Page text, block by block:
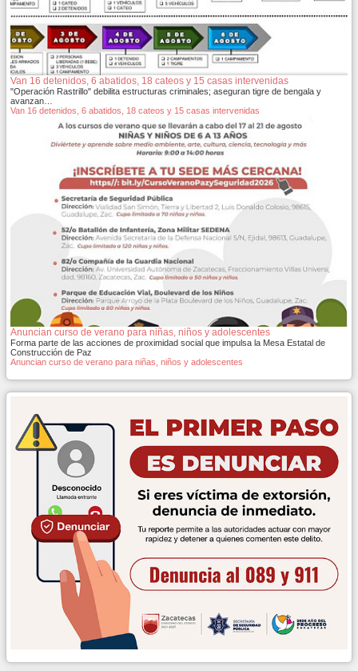
Van 16 detenidos, 6 abatidos, 18 cateos y 15 casas intervenidas
"Operación Rastrillo" debilita estructuras criminales; aseguran tigre de bengala y
avanzan…
Van 16 detenidos, 6 abatidos, 18 cateos y 15 casas intervenidas
Anuncian curso de verano para niñas, niños y adolescentes
Forma parte de las acciones de proximidad social que impulsa la Mesa Estatal de
Construcción de Paz
Anuncian curso de verano para niñas, niños y adolescentes